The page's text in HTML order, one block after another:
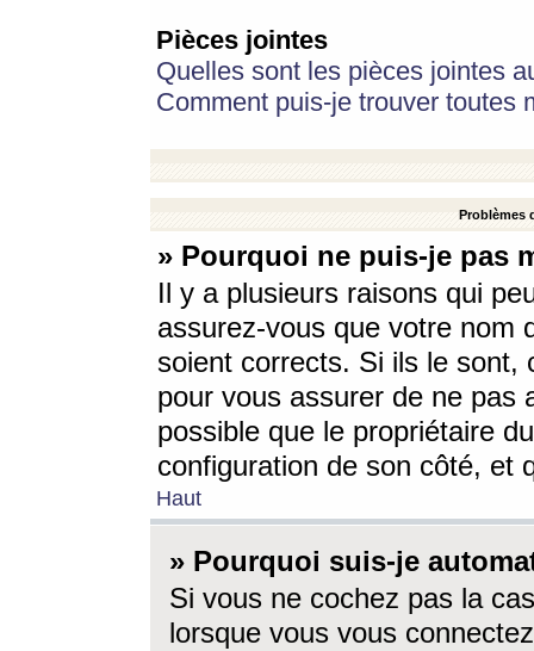
Pièces jointes
Quelles sont les pièces jointes
Comment puis-je trouver toutes
Problèmes
» Pourquoi ne puis-je pas
Il y a plusieurs raisons qui
assurez-vous que votre nom
soient corrects. Si ils le sont,
pour vous assurer de ne pas
possible que le propriétaire
configuration de son côté, et
Haut
» Pourquoi suis-je
Si vous ne cochez pas la
lorsque vous vous